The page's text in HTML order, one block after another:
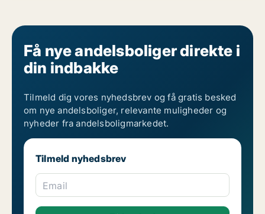
Få nye andelsboliger direkte i
din indbakke
Tilmeld dig vores nyhedsbrev og få gratis besked
om nye andelsboliger, relevante muligheder og
nyheder fra andelsboligmarkedet.
Tilmeld nyhedsbrev
Email